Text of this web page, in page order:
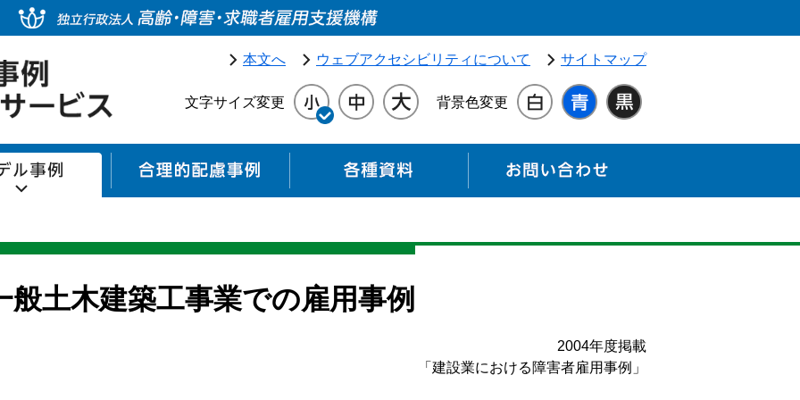
本文へ ウェブアクセシビリティについて サイトマップ
文字サイズ変更 背景色変更
モデル事例 合理的配慮事例 各種資料
般土木建築工事業での雇用事例
2004年度掲載
「建設業における障害者雇用事例」